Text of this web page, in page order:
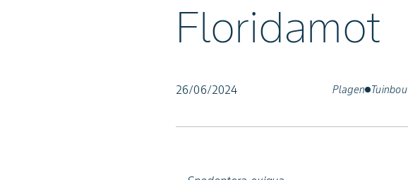
Floridamot
26/06/2024 Plagen